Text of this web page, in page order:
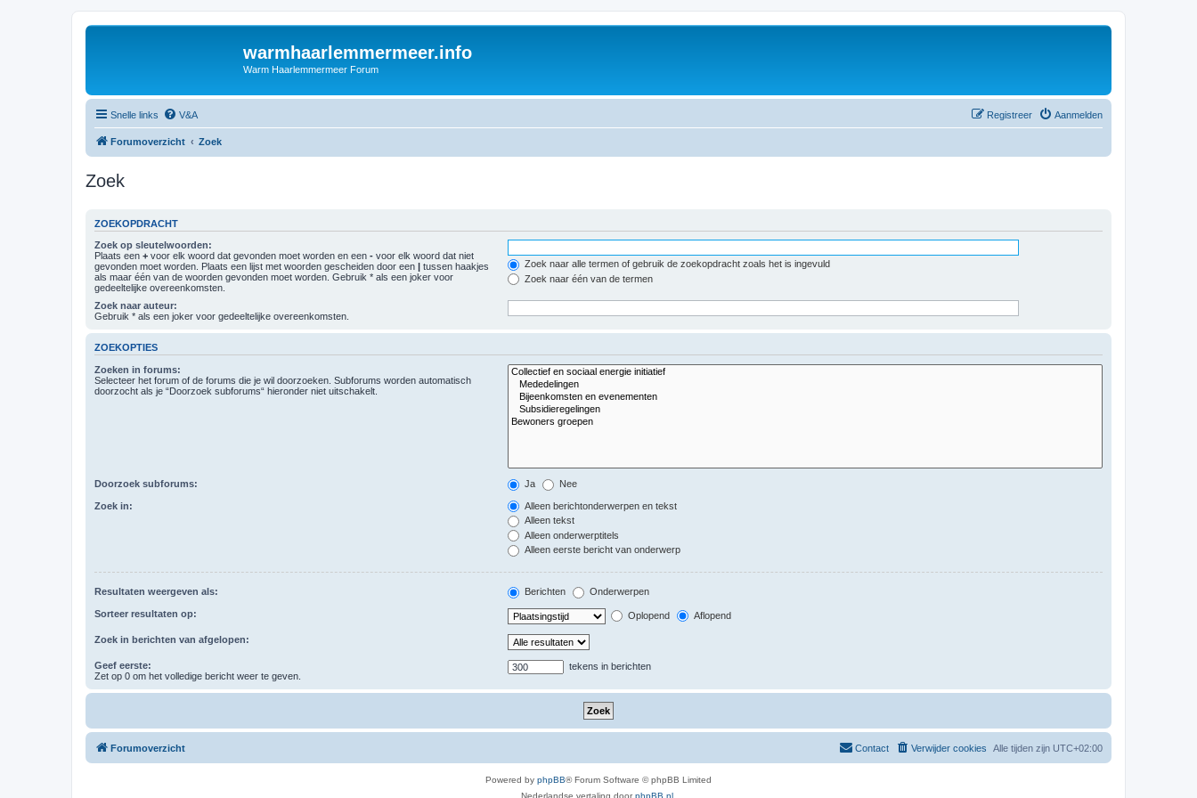
warmhaarlemmermeer.info
Warm Haarlemmermeer Forum
Snelle links V&A Aanmelden
Registreer
Forumoverzicht Zoek
Zoek
ZOEKOPDRACHT
Zoek op sleutelwoorden:
Plaats een + voor elk woord dat gevonden moet worden en een - voor elk woord dat niet
gevonden moet worden. Plaats een lijst met woorden gescheiden door een | tussen haakjes
als maar één van de woorden gevonden moet worden. Gebruik * als een joker voor
gedeeltelijke overeenkomsten.
Zoek naar alle termen of gebruik de zoekopdracht zoals het is ingevuld
Zoek naar één van de termen
Zoek naar auteur:
Gebruik * als een joker voor gedeeltelijke overeenkomsten.
ZOEKOPTIES
Zoeken in forums:
Selecteer het forum of de forums die je wil doorzoeken. Subforums worden automatisch
doorzocht als je “Doorzoek subforums“ hieronder niet uitschakelt.
Doorzoek subforums: Ja Nee
Zoek in:
Alleen berichtonderwerpen en tekst
Alleen tekst
Alleen onderwerptitels
Alleen eerste bericht van onderwerp
Resultaten weergeven als: Berichten Onderwerpen
Sorteer resultaten op: Oplopend Aflopend
Zoek in berichten van afgelopen:
Geef eerste:
Zet op 0 om het volledige bericht weer te geven.
tekens in berichten
Forumoverzicht Alle tijden zijn UTC+02:00
Verwijder cookies
Contact
Powered by phpBB® Forum Software © phpBB Limited
Nederlandse vertaling doorphpBB.nl